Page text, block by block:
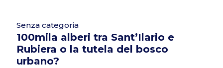
Senza categoria
100mila alberi tra Sant’Ilario e
Rubiera o la tutela del bosco
urbano?